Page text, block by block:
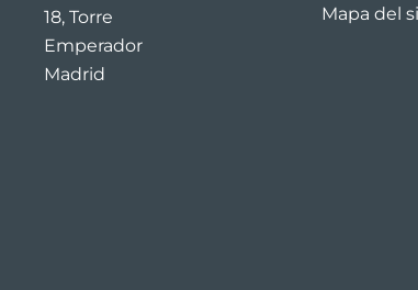
18, Torre
Emperador
Madrid
Mapa del